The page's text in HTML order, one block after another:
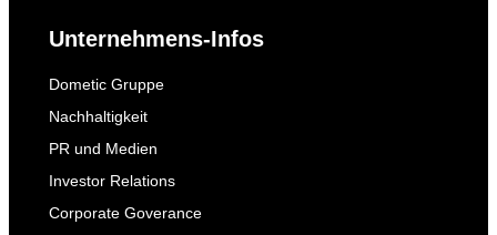
Unternehmens-Infos
Dometic Gruppe
Nachhaltigkeit
PR und Medien
Investor Relations
Corporate Goverance